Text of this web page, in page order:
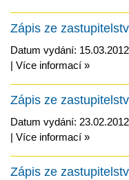
Zápis ze
Datum vydání:
| Více informací »
Zápis ze
Datum vydání:
| Více informací »
Zápis ze